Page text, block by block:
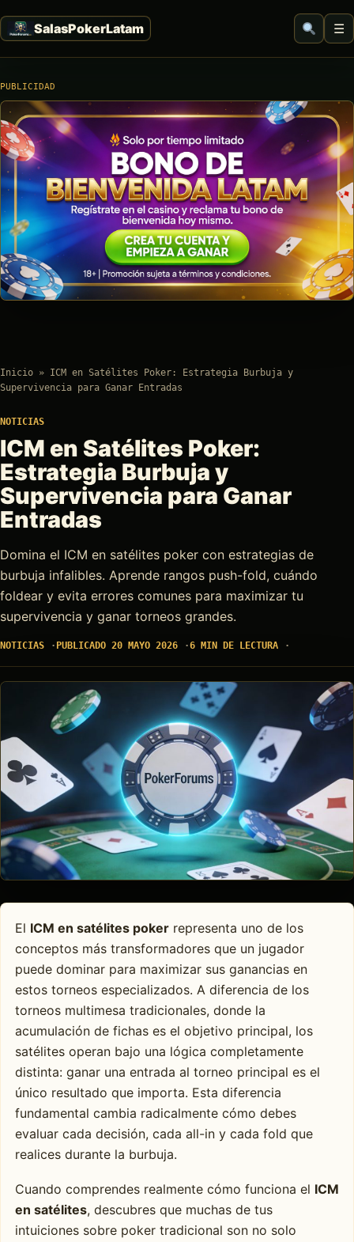
☰
PUBLICIDAD
Inicio » ICM en Satélites Poker: Estrategia Burbuja y
Supervivencia para Ganar Entradas
NOTICIAS
ICM en Satélites Poker:
Estrategia Burbuja y
Supervivencia para Ganar
Entradas
Domina el ICM en satélites poker con estrategias de
burbuja infalibles. Aprende rangos push-fold, cuándo
foldear y evita errores comunes para maximizar tu
supervivencia y ganar torneos grandes.
NOTICIAS PUBLICADO 20 MAYO 2026 6 MIN DE LECTURA
El ICM en satélites poker representa uno de los
conceptos más transformadores que un jugador
puede dominar para maximizar sus ganancias en
estos torneos especializados. A diferencia de los
torneos multimesa tradicionales, donde la
acumulación de fichas es el objetivo principal, los
satélites operan bajo una lógica completamente
distinta: ganar una entrada al torneo principal es el
único resultado que importa. Esta diferencia
fundamental cambia radicalmente cómo debes
evaluar cada decisión, cada all-in y cada fold que
realices durante la burbuja.
Cuando comprendes realmente cómo funciona el ICM
en satélites, descubres que muchas de tus
intuiciones sobre poker tradicional son no solo